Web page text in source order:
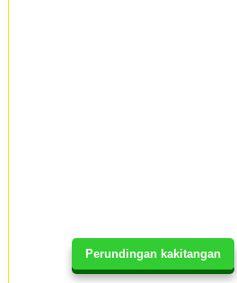
Perundingan kakitangan